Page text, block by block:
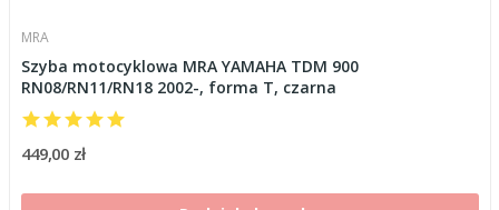
MRA
Szyba motocyklowa MRA YAMAHA TDM 900
RN08/RN11/RN18 2002-, forma T, czarna
449,00 zł